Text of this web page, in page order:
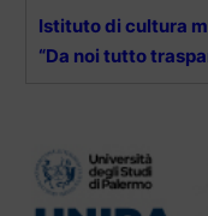
Istituto di cultura
“Da noi tutto